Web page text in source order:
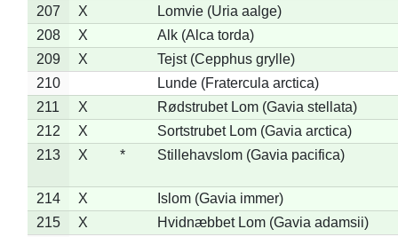
207
X
Lomvie (Uria aalge)
208
X
Alk (Alca torda)
209
X
Tejst (Cepphus grylle)
210
Lunde (Fratercula arctica)
211
X
Rødstrubet Lom (Gavia stellata)
212
X
Sortstrubet Lom (Gavia arctica)
213
X * Stillehavslom (Gavia pacifica)
214 X
Islom (Gavia immer)
215
X
Hvidnæbbet Lom (Gavia adamsii)